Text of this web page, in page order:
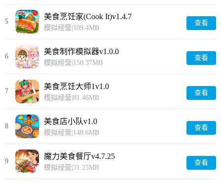
5
美食烹饪家(Cook It)v1.4.7
模拟经营 109.4MB
查看
6
美食制作模拟器v1.0.0
模拟经营 150.37MB
查看
7
美食烹饪大师1v1.0
模拟经营 81.46MB
查看
8
美食店小队v1.0
模拟经营 148.6MB
查看
9
魔力美食餐厅v4.7.25
模拟经营 31.25MB
查看